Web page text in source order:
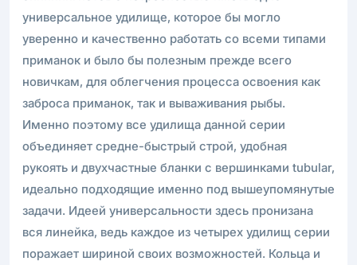
универсальное удилище, которое бы могло
уверенно и качественно работать со всеми типами
приманок и было бы полезным прежде всего
новичкам, для облегчения процесса освоения как
заброса приманок, так и вываживания рыбы.
Именно поэтому все удилища данной серии
объединяет средне-быстрый строй, удобная
рукоять и двухчастные бланки с вершинками tubular,
идеально подходящие именно под вышеупомянутые
задачи. Идеей универсальности здесь пронизана
вся линейка, ведь каждое из четырех удилищ серии
поражает шириной своих возможностей. Кольца и